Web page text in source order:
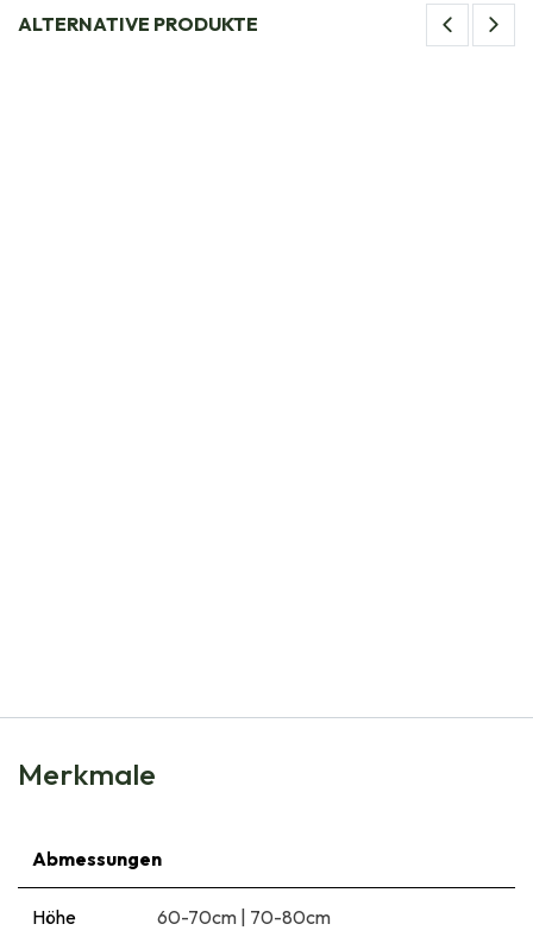
ALTERNATIVE PRODUKTE
Merkmale
Abmessungen
Höhe 60-70cm | 70-80cm